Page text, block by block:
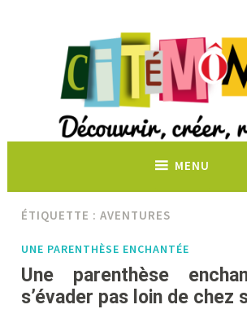
Découvrir, créer, rêver !
MENU
ÉTIQUETTE :AVENTURES
UNE PARENTHÈSE ENCHANTÉE
Une parenthèse
s’évader pas loin de chez